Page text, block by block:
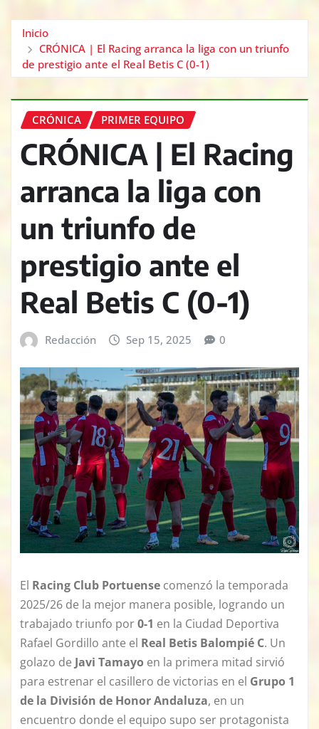
Inicio
CRÓNICA | El Racing arranca la liga con un triunfo
de prestigio ante el Real Betis C (0-1)
CRÓNICA PRIMER EQUIPO
CRÓNICA | El Racing
arranca la liga con
un triunfo de
prestigio ante el
Real Betis C (0-1)
Redacción Sep 15, 2025 0
El Racing Club Portuense comenzó la temporada
2025/26 de la mejor manera posible, logrando un
trabajado triunfo por0-1 en la Ciudad Deportiva
Rafael Gordillo ante el Real Betis Balompié C. Un
golazo de Javi Tamayo en la primera mitad sirvió
para estrenar el casillero de victorias en el Grupo 1
de la División de Honor Andaluza, en un
encuentro donde el equipo supo ser protagonista